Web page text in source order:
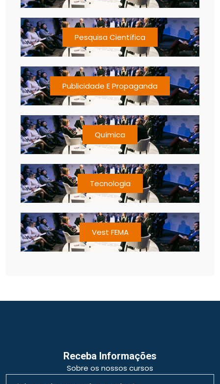
Pesquisa Científica
Publicidade E Propaganda
Química
Tecnologia
Vest FEMA
Receba Informações
Sobre os nossos cursos